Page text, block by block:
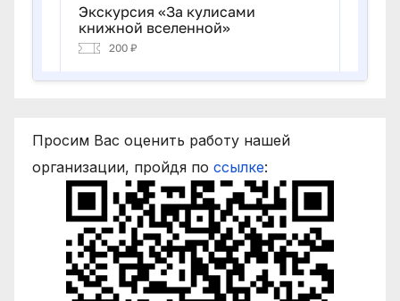
Просим Вас оценить работу нашей
организации, пройдя по ссылке: